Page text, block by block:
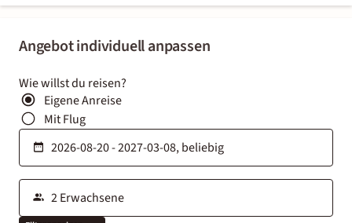
Angebot individuell anpassen
Wie willst du reisen?
Eigene Anreise
Mit Flug